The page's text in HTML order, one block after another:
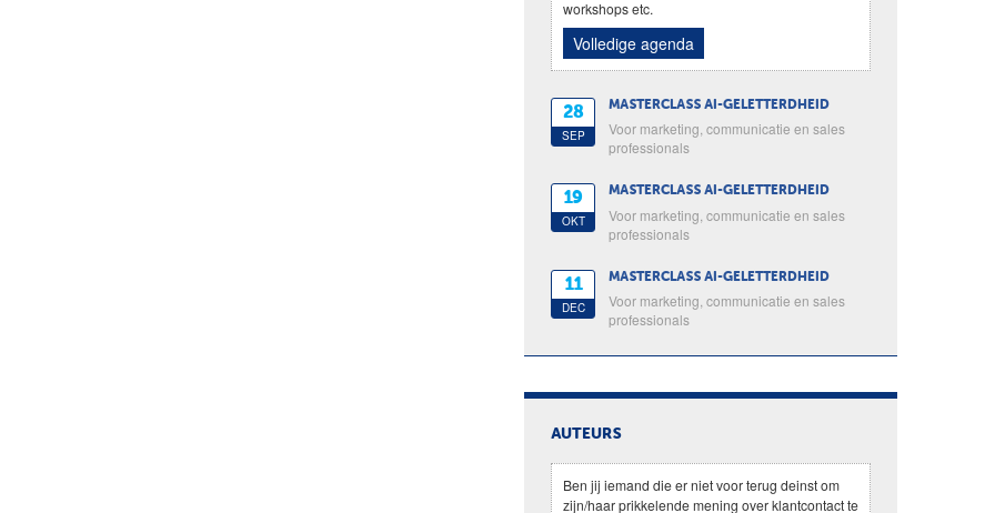
workshops etc.
Volledige agenda
28
SEP
MASTERCLASS AI-GELETTERDHEID
Voor marketing, communicatie en sales
professionals
19
OKT
MASTERCLASS AI-GELETTERDHEID
Voor marketing, communicatie en sales
professionals
11
DEC
MASTERCLASS AI-GELETTERDHEID
Voor marketing, communicatie en sales
professionals
AUTEURS
Ben jij iemand die er niet voor terug deinst om
zijn/haar prikkelende mening over klantcontact te